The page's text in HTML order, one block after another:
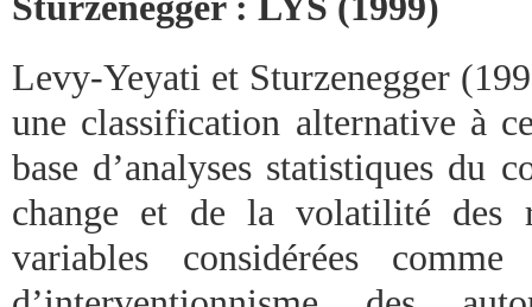
Levy-Yeyati et Sturzenegger
une classification alternative à
base d’analyses statistiques du
change et de la volatilité des
variables considérées